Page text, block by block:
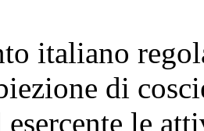
italiano
di
esercente le